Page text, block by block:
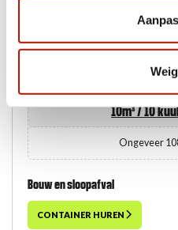
10m³ / 10
Ongeveer
Bouw en sloopafval
CONTAINER HUREN